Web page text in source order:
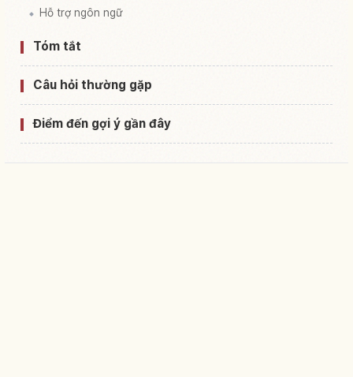
Hỗ trợ ngôn ngữ
Tóm tắt
Câu hỏi thường gặp
Điểm đến gợi ý gần đây